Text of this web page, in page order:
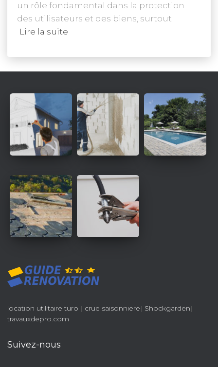
un rôle fondamental dans la protection
des utilisateurs et des biens, surtout
Lire la suite
location utilitaire turo | crue saisonniere| Shockgarden|
travauxdepro.com
Suivez-nous